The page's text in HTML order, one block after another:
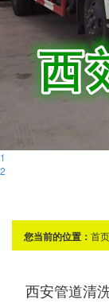
1
2
您当前的位置： 首页
西安管道清